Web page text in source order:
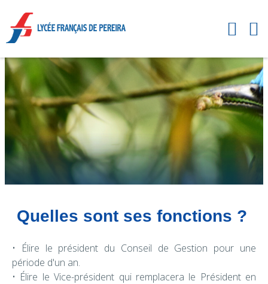
Quelles sont ses fonctions ?
• Élire le président du Conseil de Gestion pour une
période d'un an.
• Élire le Vice-président qui remplacera le Président en